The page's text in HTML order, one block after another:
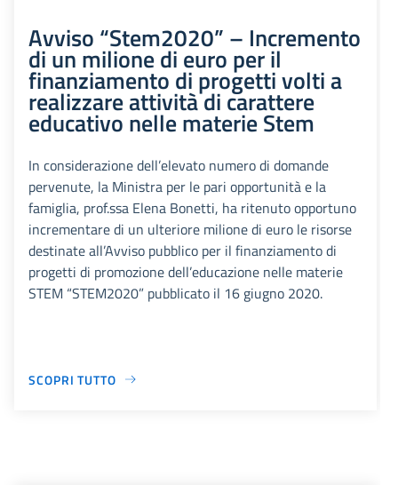
Avviso “Stem2020” – Incremento
di un milione di euro per il
finanziamento di progetti volti a
realizzare attività di carattere
educativo nelle materie Stem
In considerazione dell’elevato numero di domande
pervenute, la Ministra per le pari opportunità e la
famiglia, prof.ssa Elena Bonetti, ha ritenuto opportuno
incrementare di un ulteriore milione di euro le risorse
destinate all’Avviso pubblico per il finanziamento di
progetti di promozione dell’educazione nelle materie
STEM “STEM2020” pubblicato il 16 giugno 2020.
SCOPRI TUTTO